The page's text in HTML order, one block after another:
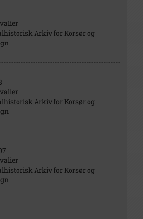
Arkiv for Korsør og
Arkiv for Korsør og
Arkiv for Korsør og